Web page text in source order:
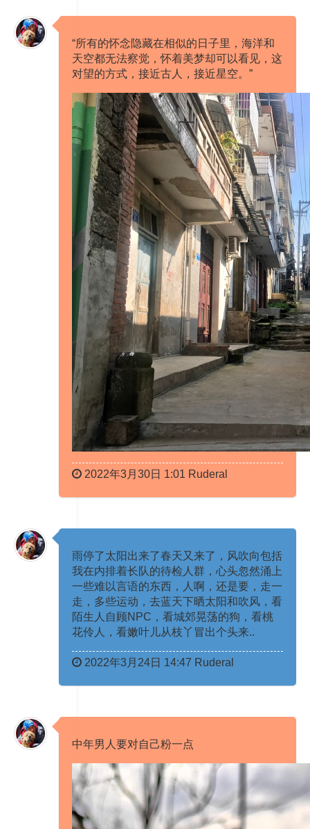
“所有的怀念隐藏在相似的日子里，海洋和
天空都无法察觉，怀着美梦却可以看见，这
对望的方式，接近古人，接近星空。” ​​​
2022年3月30日 1:01 Ruderal
雨停了太阳出来了春天又来了，风吹向包括
我在内排着长队的待检人群，心头忽然涌上
一些难以言语的东西，人啊，还是要，走一
走，多些运动，去蓝天下晒太阳和吹风，看
陌生人自顾NPC，看城郊晃荡的狗，看桃
花伶人，看嫩叶儿从枝丫冒出个头来.. ​​​ ​​​
2022年3月24日 14:47 Ruderal
中年男人要对自己粉一点 ​​​